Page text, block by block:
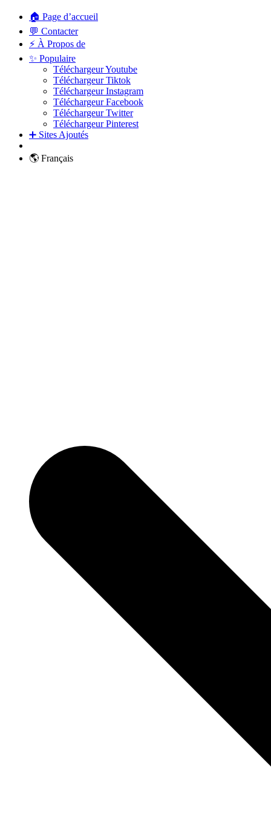
🏠 Page d’accueil
💬 Contacter
⚡ À Propos de
✨ Populaire
Téléchargeur Youtube
Téléchargeur Tiktok
Téléchargeur Instagram
Téléchargeur Facebook
Téléchargeur Twitter
Téléchargeur Pinterest
➕ Sites Ajoutés
🌎 Français